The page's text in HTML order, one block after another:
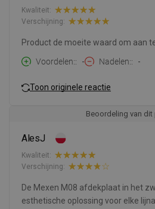
Kwaliteit:
Verschijning:
Product de moeite waard om aan
Voordelen:
- Nadelen: -
Toon originele reactie
Beoordeling van
AlesJ
Kwaliteit:
Verschijning:
De Mexen M08 afdekplaat in het
esthetische oplossing voor elke